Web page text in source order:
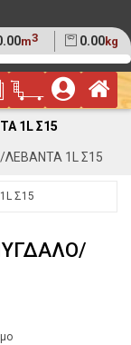
m3 Βάρος
0.00kg
Φυλλάδιο
Προσφορών
Καλάθι
Αγορών
1L Σ15
1L Σ15